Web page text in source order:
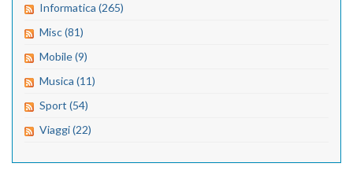
Informatica (265)
Misc (81)
Mobile (9)
Musica (11)
Sport (54)
Viaggi (22)